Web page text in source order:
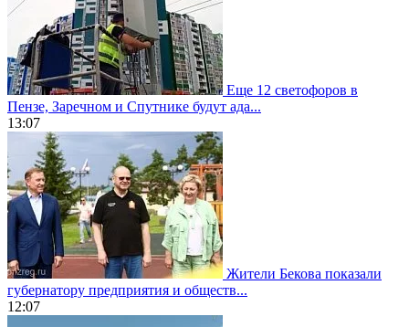
Еще 12 светофоров в
Пензе, Заречном и Спутнике будут ада...
13:07
Жители Бекова показали
губернатору предприятия и обществ...
12:07